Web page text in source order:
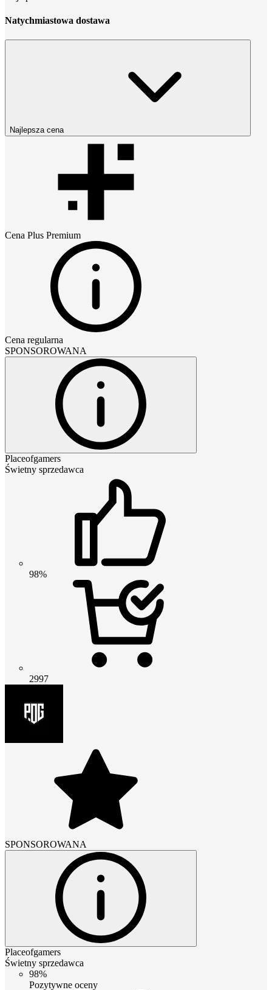
Natychmiastowa dostawa
Najlepsza cena
Cena Plus Premium
Cena regularna
SPONSOROWANA
Placeofgamers
Świetny sprzedawca
98%
2997
SPONSOROWANA
Placeofgamers
Świetny sprzedawca
98%
Pozytywne oceny